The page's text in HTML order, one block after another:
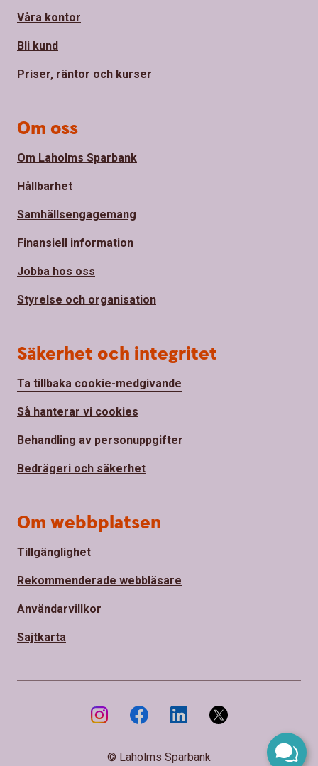
Våra kontor
Bli kund
Priser, räntor och kurser
Om oss
Om Laholms Sparbank
Hållbarhet
Samhällsengagemang
Finansiell information
Jobba hos oss
Styrelse och organisation
Säkerhet och integritet
Ta tillbaka cookie-medgivande
Så hanterar vi cookies
Behandling av personuppgifter
Bedrägeri och säkerhet
Om webbplatsen
Tillgänglighet
Rekommenderade webbläsare
Användarvillkor
Sajtkarta
© Laholms Sparbank